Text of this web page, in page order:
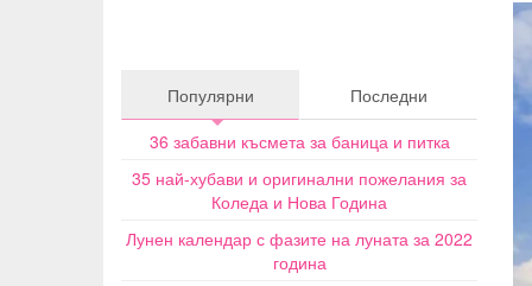
Популярни
Последни
36 забавни късмета за баница и питка
35 най-хубави и оригинални пожелания за
Коледа и Нова Година
Лунен календар с фазите на луната за 2022
година